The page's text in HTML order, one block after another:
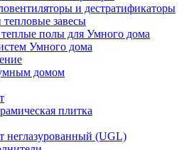
и дестратификаторы
завесы
полы для Умного дома
Умного дома
домом
плитка
неглазурованный (UGL)